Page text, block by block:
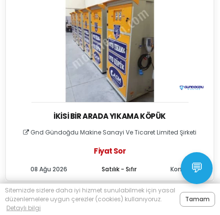
İKISI BIR ARADA YIKAMA KÖPÜK
Gnd Gündoğdu Makine Sanayi Ve Ticaret Limited Şirketi
Fiyat Sor
Satılık - Sıfır
08 Ağu 2026 Konya 💬
Sitemizde sizlere daha iyi hizmet sunulabilmek için yasal
düzenlemelere uygun çerezler (cookies) kullanıyoruz.
Detaylı bilgi
Tamam